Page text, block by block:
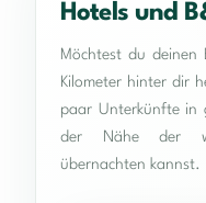
Hotels und
Möchtest du deinen
Kilometer hinter dir
paar Unterkünfte in
der Nähe der
übernachten kannst.